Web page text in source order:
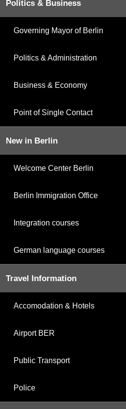
Politics & Business
Governing Mayor of Berlin
Politics & Administration
Business & Economy
Point of Single Contact
New in Berlin
Welcome Center Berlin
Berlin Immigration Office
Integration courses
German language courses
Travel Information
Accomodation & Hotels
Airport BER
Public Transport
Police